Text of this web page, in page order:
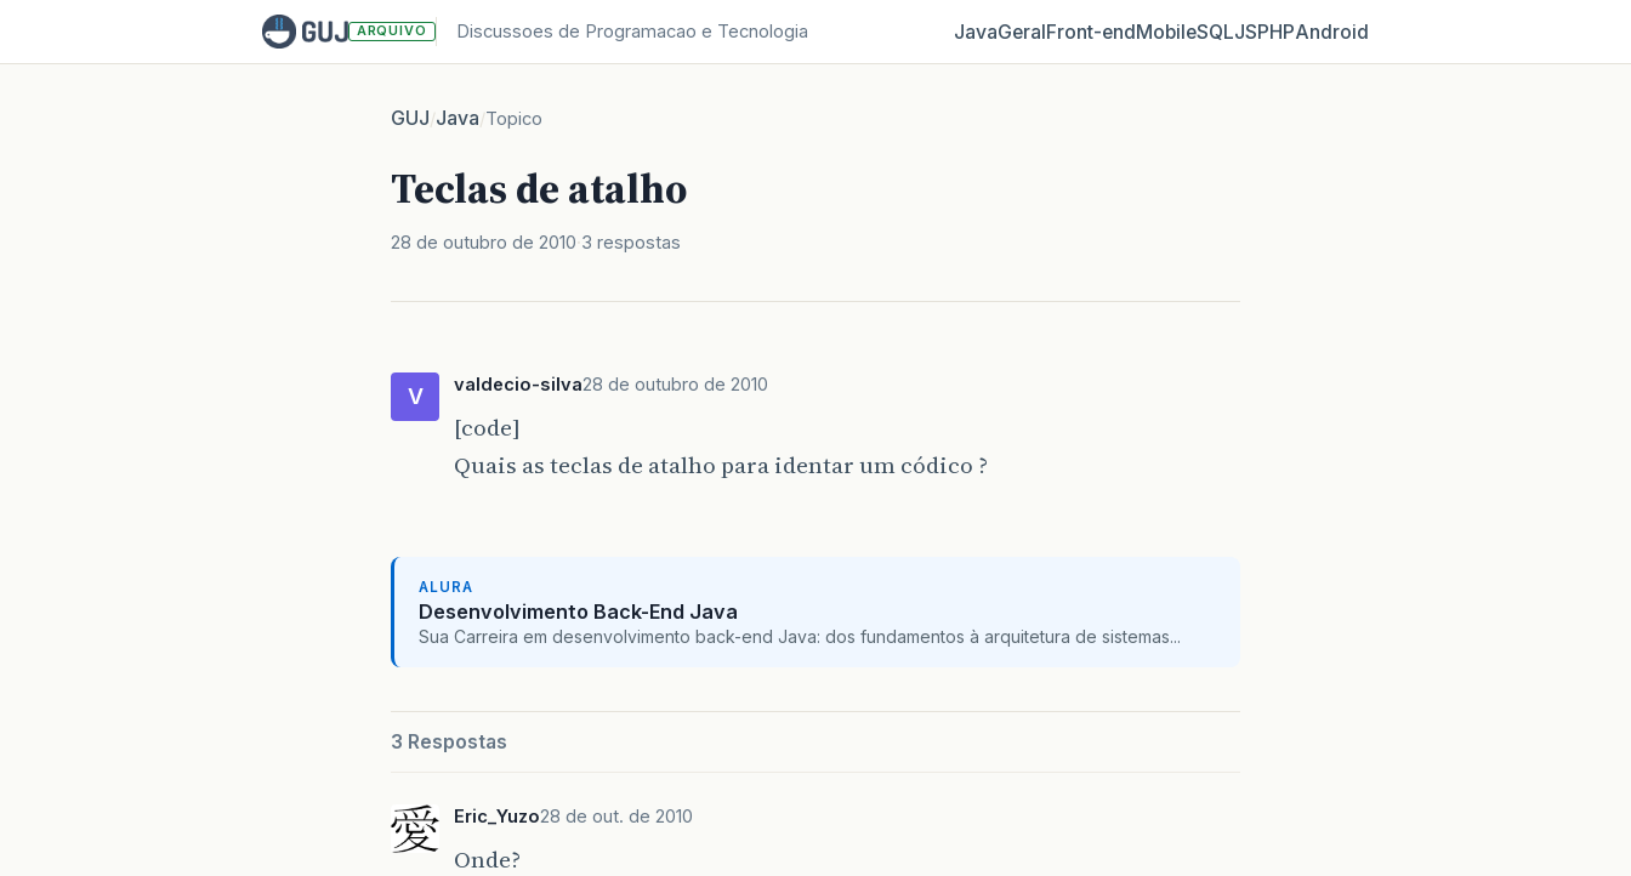
ARQUIVO Discussoes de Programacao e Tecnologia JavaGeralFront‑endMobileSQLJSPHPAndroid
GUJ/Java/Topico
Teclas de atalho
28 de outubro de 2010 3 respostas
V valdecio-silva28 de outubro de 2010
[code]
Quais as teclas de atalho para identar um códico ?
ALURA
Desenvolvimento Back-End Java
Sua Carreira em desenvolvimento back-end Java: dos fundamentos à arquitetura de sistemas...
3 Respostas
Eric_Yuzo28 de out. de 2010
Onde?